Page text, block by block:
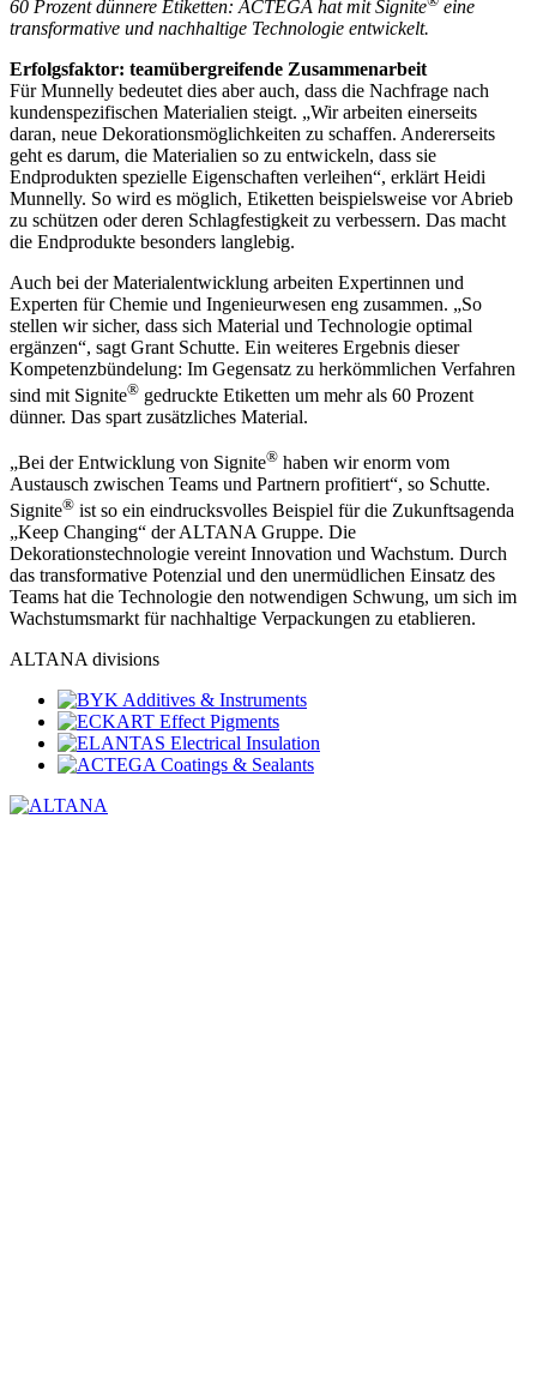
60 Prozent dünnere Etiketten: ACTEGA hat mit Signite
eine
transformative und nachhaltige Technologie entwickelt.
Erfolgsfaktor: teamübergreifende Zusammenarbeit
Für Munnelly bedeutet dies aber auch, dass die Nachfrage nach
kundenspezifischen Materialien steigt. „Wir arbeiten einerseits
daran, neue Dekorationsmöglichkeiten zu schaffen. Andererseits
geht es darum, die Materialien so zu entwickeln, dass sie
Endprodukten spezielle Eigenschaften verleihen“, erklärt Heidi
Munnelly. So wird es möglich, Etiketten beispielsweise vor Abrieb
zu schützen oder deren Schlagfestigkeit zu verbessern. Das macht
die Endprodukte besonders langlebig.
Auch bei der Materialentwicklung arbeiten Expertinnen und
Experten für Chemie und Ingenieurwesen eng zusammen. „So
stellen wir sicher, dass sich Material und Technologie optimal
ergänzen“, sagt Grant Schutte. Ein weiteres Ergebnis dieser
Kompetenzbündelung: Im Gegensatz zu herkömmlichen Verfahren
sind mit Signite® gedruckte Etiketten um mehr als 60 Prozent
dünner. Das spart zusätzliches Material.
„Bei der Entwicklung von Signite® haben wir enorm vom
Austausch zwischen Teams und Partnern profitiert“, so Schutte.
Signite® ist so ein eindrucksvolles Beispiel für die Zukunftsagenda
„Keep Changing“ der ALTANA Gruppe. Die
Dekorationstechnologie vereint Innovation und Wachstum. Durch
das transformative Potenzial und den unermüdlichen Einsatz des
Teams hat die Technologie den notwendigen Schwung, um sich im
Wachstumsmarkt für nachhaltige Verpackungen zu etablieren.
ALTANA divisions